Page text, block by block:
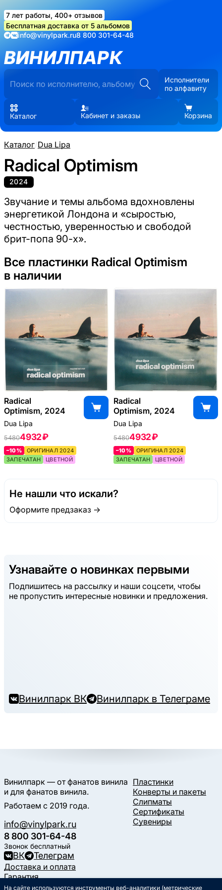
7 лет работы, 400+ отзывов
Бесплатная доставка от 5 альбомов
info@vinylpark.ru8 800 301-64-48
ВИНИЛПАРК
Исполнители
по алфавиту
Каталог Кабинет и заказы Корзина
Каталог/Dua Lipa
Radical Optimism
2024
Звучание и темы альбома вдохновлены
энергетикой Лондона и «сыростью,
честностью, уверенностью и свободой
брит-попа 90-х».
Все пластинки Radical Optimism
в наличии
Radical
Optimism, 2024
Dua Lipa
54804932 ₽
–10%
ОРИГИНАЛ 2024
ЗАПЕЧАТАН
ЦВЕТНОЙ
Radical
Optimism, 2024
Dua Lipa
54804932 ₽
–10%
ОРИГИНАЛ 2024
ЗАПЕЧАТАН
ЦВЕТНОЙ
Не нашли что искали?
Оформите предзаказ →
Узнавайте о новинках первыми
Подпишитесь на рассылку и наши соцсети, чтобы
не пропустить интересные новинки и предложения.
Винилпарк ВК Винилпарк в Телеграме
Винилпарк — от фанатов винила
и для фанатов винила.
Работаем с 2019 года.
info@vinylpark.ru
8 800 301-64-48
Звонок бесплатный
ВК Телеграм
Пластинки
Конверты и пакеты
Слипматы
Сертификаты
Сувениры
Доставка и оплата
Гарантия
Контакты
На сайте используются инструменты веб-аналитики (метрические